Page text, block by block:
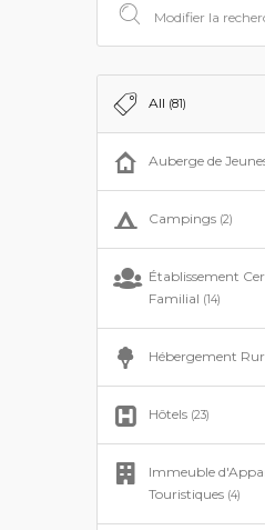
Modifier la
All (81)
Auberge de
Campings (2)
Établissement
Familial (14)
Hébergement
Hôtels (23)
Immeuble
Touristiques (4)